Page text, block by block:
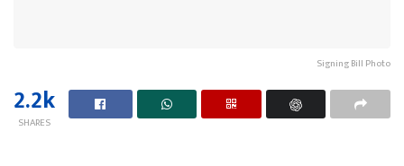
Signing Bill Photo
2.2k
SHARES